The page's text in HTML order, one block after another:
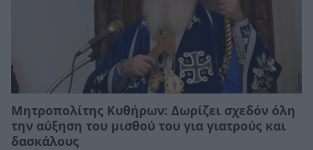
Μητροπολίτης Κυθήρων: Δωρίζει σχεδόν όλη
την αύξηση του μισθού του για γιατρούς και
δασκάλους